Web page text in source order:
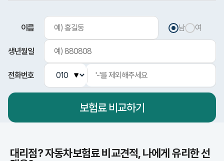
이름 남 여
생년월일
전화번호
보험료비교하기
다이렉트 vs
대리점? 자동차보험료 비교견적, 나에게 유리한 선